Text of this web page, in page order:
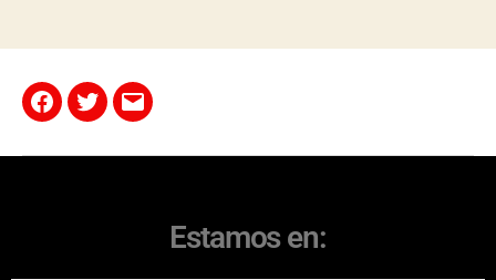
Estamos en: